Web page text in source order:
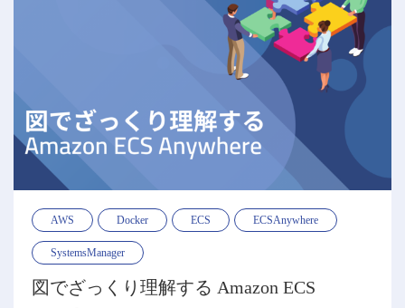
AWS Docker ECS ECSAnywhere
SystemsManager
図でざっくり理解する Amazon ECS